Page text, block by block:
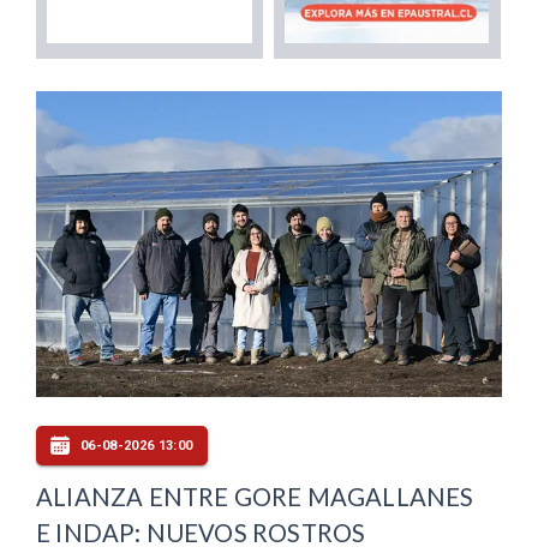
06-08-2026 13:00
ALIANZA ENTRE GORE MAGALLANES
E INDAP: NUEVOS ROSTROS